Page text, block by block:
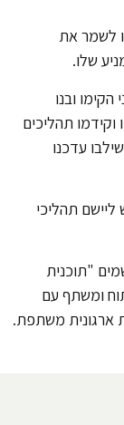
לשמר את
שלו.
ובנו
תהליכים
עדכנו
תהליכי
"תוכנית
ומשתף עם
ארגונית משתפת.